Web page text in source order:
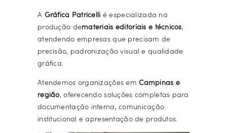
A Gráfica Patricelli é especializada na
produção demateriais editoriais e técnicos,
atendendo empresas que precisam de
precisão, padronização visual e qualidade
gráfica.
Atendemos organizações emCampinas e
região, oferecendo soluções completas para
documentação interna, comunicação
institucional e apresentação de produtos.